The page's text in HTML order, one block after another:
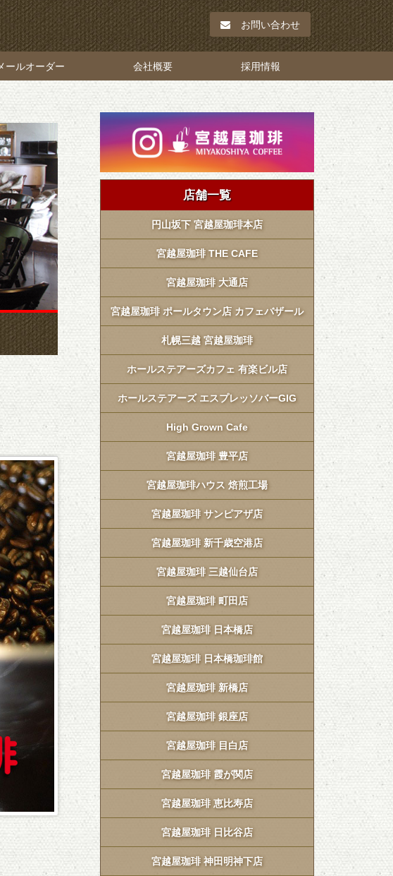
お問い合わせ
ールオーダー 会社概要 採用情報
店舗一覧
円山坂下 宮越屋珈琲本店
宮越屋珈琲 THE CAFE
宮越屋珈琲 大通店
宮越屋珈琲 ポールタウン店 カフェバザール
札幌三越 宮越屋珈琲
ホールステアーズカフェ 有楽ビル店
ホールステアーズ エスプレッソバーGIG
High Grown Cafe
宮越屋珈琲 豊平店
宮越屋珈琲ハウス 焙煎工場
宮越屋珈琲 サンピアザ店
宮越屋珈琲 新千歳空港店
宮越屋珈琲 三越仙台店
宮越屋珈琲 町田店
宮越屋珈琲 日本橋店
宮越屋珈琲 日本橋珈琲館
宮越屋珈琲 新橋店
宮越屋珈琲 銀座店
宮越屋珈琲 目白店
宮越屋珈琲 霞が関店
宮越屋珈琲 恵比寿店
宮越屋珈琲 日比谷店
宮越屋珈琲 神田明神下店